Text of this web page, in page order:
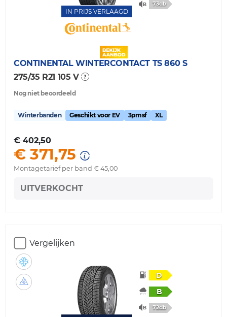
IN PRIJS VERLAAGD
73db
CONTINENTAL WINTERCONTACT TS 860 S
275/35 R21 105 V
Nog niet beoordeeld
Winterbanden Geschikt voor EV 3pmsf XL
€ 402,50
€ 371,75
Montagetarief per band € 45,00
UITVERKOCHT
Vergelijken
D
B
72db